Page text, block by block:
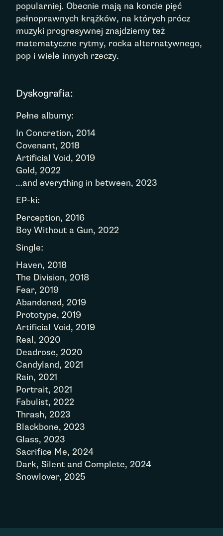
popularniej. Obecnie mają na koncie pięć
pełnoprawnych krążków, na których prócz
muzyki progresywnej znajdziemy też
matematyczne rytmy, rocka alternatywnego,
pop i wiele innych rzeczy.
Dyskografia:
Pełne albumy:
In Concretion, 2014
Covenant, 2018
Artificial Void, 2019
Gold, 2022
…and everything in between, 2023
EP-ki:
Perception, 2016
Boy Without a Gun, 2022
Single:
Haven, 2018
The Division, 2018
Fear, 2019
Abandoned, 2019
Prototype, 2019
Artificial Void, 2019
Real, 2020
Deadrose, 2020
Candyland, 2021
Rain, 2021
Portrait, 2021
Fabulist, 2022
Thrash, 2023
Blackbone, 2023
Glass, 2023
Sacrifice Me, 2024
Dark, Silent and Complete, 2024
Snowlover, 2025